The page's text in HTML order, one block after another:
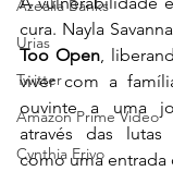
Azealia Banks
Urias
Twitter
Amazon Prime Video
Cynthia Erivo
Too Open ,
viver com a
ouvinte a uma
através das
como uma entrada